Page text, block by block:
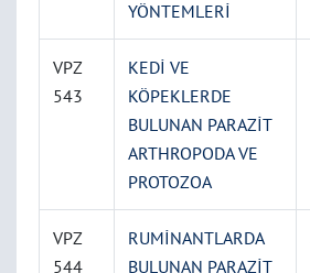
YÖNTEMLERİ
VPZ
543
KEDİ VE
KÖPEKLERDE
BULUNAN PARAZİT
ARTHROPODA VE
PROTOZOA
VPZ
544
RUMİNANTLARDA
BULUNAN PARAZİT